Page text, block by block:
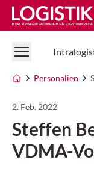
Logistik Online
Personalien
2. Feb. 2022
Steffen
VDMA-